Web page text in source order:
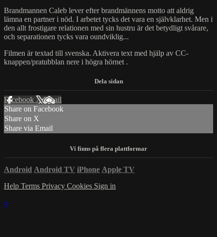
Brandmannen Caleb lever efter brandmännens motto att aldrig
lämna en partner i nöd. I arbetet tycks det vara en självklarhet. Men i
den allt frostigare relationen med sin hustru är det betydligt svårare,
och separationen tycks vara oundviklig...
Filmen är textad till svenska. Aktivera text med hjälp av CC-
knappen/pratubblan nere i högra hörnet .
Facebook XEmail
Share on Facebook
Share on X
Share via Email
Android Android TV iPhone Apple TV
Help Terms Privacy Cookies Sign in
×